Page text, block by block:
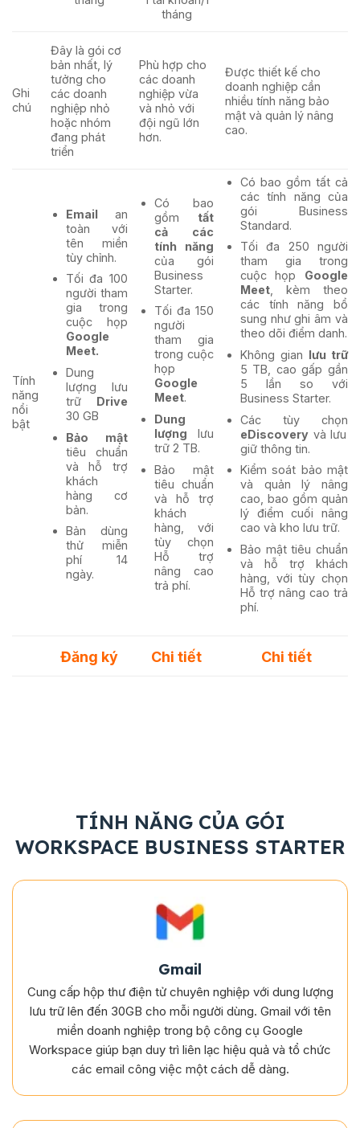
tháng
Ghi
chú
Đây là gói cơ
bản nhất, lý
tưởng cho
các doanh
nghiệp nhỏ
hoặc nhóm
đang phát
triển
Phù hợp cho
các doanh
nghiệp vừa
và nhỏ với
đội ngũ lớn
hơn.
Được thiết kế cho
doanh nghiệp cần
nhiều tính năng bảo
mật và quản lý nâng
cao.
Tính
năng
nổi
bật
Email an
toàn với
tên miền
tùy chỉnh.
Tối đa 100
người tham
gia trong
cuộc họp
Google
Meet.
Dung
lượng lưu
trữ Drive
30 GB
Bảo mật
tiêu chuẩn
và hỗ trợ
khách
hàng cơ
bản.
Bản dùng
thử miễn
phí 14
ngày.
Có bao
gồm tất
cả các
tính năng
của gói
Business
Starter.
Tối đa 150
người
tham gia
trong cuộc
họp
Google
Meet.
Dung
lượng lưu
trữ 2 TB.
Bảo mật
tiêu chuẩn
và hỗ trợ
khách
hàng, với
tùy chọn
Hỗ trợ
nâng cao
trả phí.
Có bao gồm tất cả
các tính năng của
gói Business
Standard.
Tối đa 250 người
tham gia trong
cuộc họp Google
Meet, kèm theo
các tính năng bổ
sung như ghi âm và
theo dõi điểm danh.
Không gian lưu trữ
5 TB, cao gấp gần
5 lần so với
Business Starter.
Các tùy chọn
eDiscoveryvà lưu
giữ thông tin.
Kiểm soát bảo mật
và quản lý nâng
cao, bao gồm quản
lý điểm cuối nâng
cao và kho lưu trữ.
Bảo mật tiêu chuẩn
và hỗ trợ khách
hàng, với tùy chọn
Hỗ trợ nâng cao trả
phí.
Đăng ký Chi tiết Chi tiết
TÍNH NĂNG CỦA GÓI
WORKSPACE BUSINESS STARTER
Gmail
Cung cấp hộp thư điện tử chuyên nghiệp với dung lượng
lưu trữ lên đến 30GB cho mỗi người dùng. Gmail với tên
miền doanh nghiệp trong bộ công cụ Google
Workspace giúp bạn duy trì liên lạc hiệu quả và tổ chức
các email công việc một cách dễ dàng.